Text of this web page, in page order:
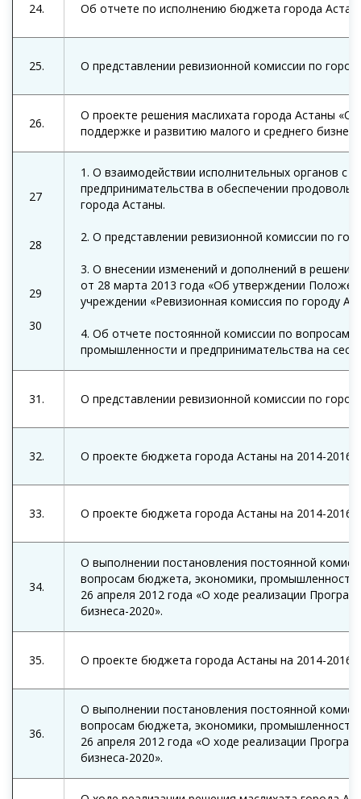
24. Об отчете по исполнению бюджета города
25. О представлении ревизионной комиссии по
26.
О проекте решения маслихата города Астаны «О
поддержке и развитию малого и среднего
27
28
29
30
1. О взаимодействии исполнительных органов с
предпринимательства в обеспечении
города Астаны.
2. О представлении ревизионной комиссии по
3. О внесении изменений и дополнений в
от 28 марта 2013 года «Об утверждении
учреждении «Ревизионная комиссия по городу
4. Об отчете постоянной комиссии по вопросам
промышленности и предпринимательства на
31. О представлении ревизионной комиссии по
32. О проекте бюджета города Астаны на 2014-2016
33. О проекте бюджета города Астаны на 2014-2016
34.
О выполнении постановления постоянной
вопросам бюджета, экономики, промышленности
26 апреля 2012 года «О ходе реализации
бизнеса-2020».
35. О проекте бюджета города Астаны на 2014-2016
36.
О выполнении постановления постоянной
вопросам бюджета, экономики, промышленности
26 апреля 2012 года «О ходе реализации
бизнеса-2020».